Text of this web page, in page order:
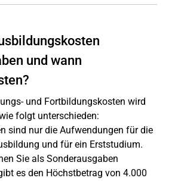
und wann
und Fortbildungskosten wird
folgt unterschieden:
sind nur die Aufwendungen für die
und für ein Erststudium.
Sie als Sonderausgaben
es den Höchstbetrag von 4.000